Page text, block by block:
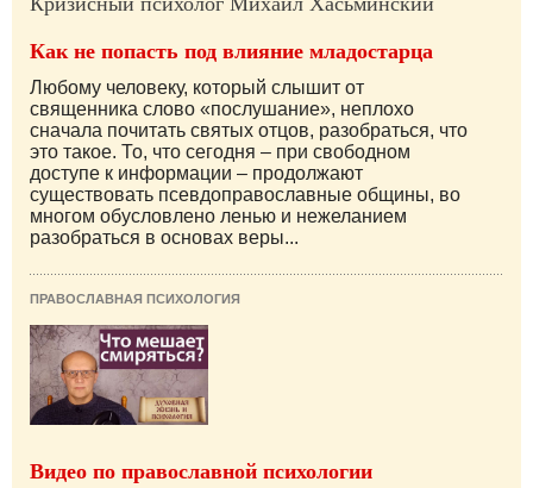
Как не попасть под влияние младостарца
Любому человеку, который слышит от
священника слово «послушание», неплохо
сначала почитать святых отцов, разобраться, что
это такое. То, что сегодня – при свободном
доступе к информации – продолжают
существовать псевдоправославные общины, во
многом обусловлено ленью и нежеланием
разобраться в основах веры...
ПРАВОСЛАВНАЯ ПСИХОЛОГИЯ
Видео по православной психологии